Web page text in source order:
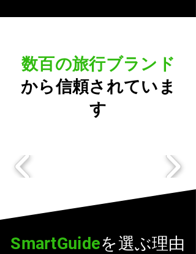
数百の旅行ブランド
から信頼されていま
す
SmartGuideを選ぶ理由